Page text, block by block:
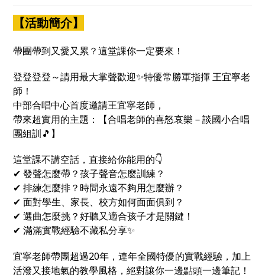
課都能幫你找回方向、補滿能量💪
【活動簡介】
帶團帶到又愛又累？這堂課你一定要來！
登登登登～請用最大掌聲歡迎✨特優常勝軍指揮 王宜寧老
師！
中部合唱中心首度邀請王宜寧老師，
帶來超實用的主題：【合唱老師的喜怒哀樂－談國小合唱
團組訓🎵】
這堂課不講空話，直接給你能用的👇
✔ 發聲怎麼帶？孩子聲音怎麼訓練？
✔ 排練怎麼排？時間永遠不夠用怎麼辦？
✔ 面對學生、家長、校方如何面面俱到？
✔ 選曲怎麼挑？好聽又適合孩子才是關鍵！
✔ 滿滿實戰經驗不藏私分享✨
宜寧老師帶團超過20年，連年全國特優的實戰經驗，加上
活潑又接地氣的教學風格，絕對讓你一邊點頭一邊筆記！